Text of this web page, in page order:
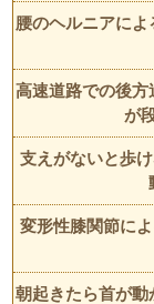
腰のヘルニアに
高速道路での後
が
支えがないと歩
変形性膝関節に
朝起きたら首が